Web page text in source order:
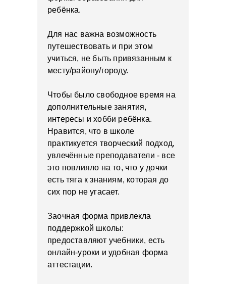
ребёнка.
Для нас важна возможность
путешествовать и при этом
учиться, не быть привязанным к
месту/району/городу.
Чтобы было свободное время на
дополнительные занятия,
интересы и хобби ребёнка.
Нравится, что в школе
практикуется творческий подход,
увлечённые преподаватели - все
это повлияло на то, что у дочки
есть тяга к знаниям, которая до
сих пор не угасает.
Заочная форма привлекла
поддержкой школы:
предоставляют учебники, есть
онлайн-уроки и удобная форма
аттестации.